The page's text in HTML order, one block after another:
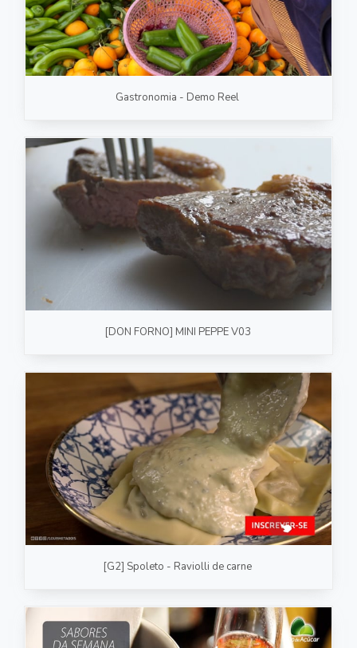
Gastronomia - Demo Reel
[DON FORNO] MINI PEPPE V03
[G2] Spoleto - Raviolli de carne